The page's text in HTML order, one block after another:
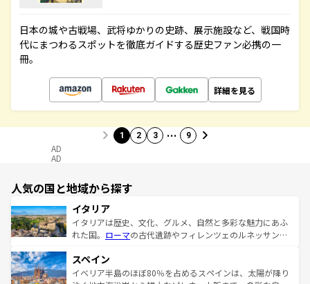
日本の城や古戦場、武将ゆかりの史跡、展示施設など、戦国時
代にまつわるスポットを徹底ガイドする歴史ファン必携の一
冊。
詳細を見る
1 2 3 … 9
AD
AD
人気の国と地域から探す
イタリア
イタリアは歴史、文化、グルメ、自然と多彩な魅力にあふ
れた国。 ローマの古代遺跡やフィレンツェのルネッサンス
ろん、トスカーナの美しい田園風景やアマルフィ海岸の絶
景など、自然景観も見逃せない。観光の合間には、本場の
スペイン
イベリア半島のほぼ80％を占めるスペインは、太陽が降り